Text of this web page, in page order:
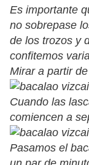
Es importante
no sobrepase
de los trozos y
confitemos
Mirar a partir
Cuando las
comiencen a
Pasamos el